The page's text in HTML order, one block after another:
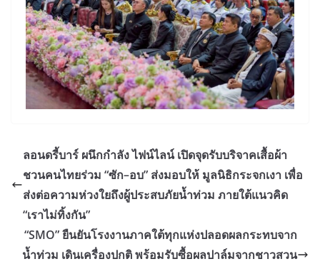
ลอนดรี้บาร์ ผนึกกำลัง ไฟน์ไลน์ เปิดจุดรับบริจาคเสื้อผ้า
ชวนคนไทยร่วม “ซัก–อบ” ส่งมอบให้ มูลนิธิกระจกเงา เพื่อ
ส่งต่อความห่วงใยถึงผู้ประสบภัยน้ำท่วม ภายใต้แนวคิด
“เราไม่ทิ้งกัน”
“SMO” ยืนยันโรงงานภาคใต้ทุกแห่งปลอดผลกระทบจาก
น้ำท่วม เดินเครื่องปกติ พร้อมรับซื้อผลปาล์มจากชาวสวน